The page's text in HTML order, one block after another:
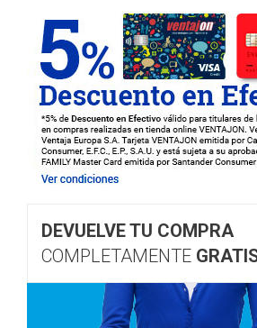
DEVUELVE TU COMPRA
COMPLETAMENTE